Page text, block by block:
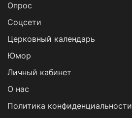
Опрос
Cоцсети
Церковный календарь
Юмор
Личный кабинет
О нас
Политика конфиденциальности